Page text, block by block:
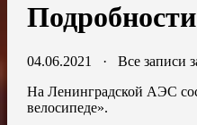
04.06.2021 · Все записи
На Ленинградской АЭС
велосипеде».